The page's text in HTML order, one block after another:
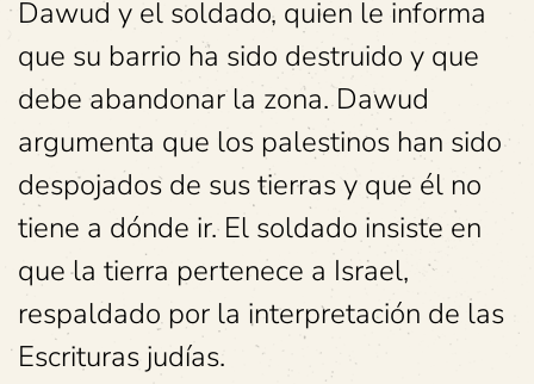
Dawud y el soldado, quien le informa
que su barrio ha sido destruido y que
debe abandonar la zona. Dawud
argumenta que los palestinos han sido
despojados de sus tierras y que él no
tiene a dónde ir. El soldado insiste en
que la tierra pertenece a Israel,
respaldado por la interpretación de las
Escrituras judías.